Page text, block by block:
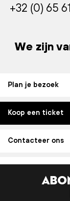
+32 (0) 65
We zijn
Plan je bezoek
Koop een ticket
Contacteer ons